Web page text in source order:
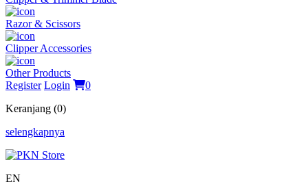
Razor & Scissors
Clipper Accessories
Other Products
Register Login
0
Keranjang (0)
selengkapnya
EN